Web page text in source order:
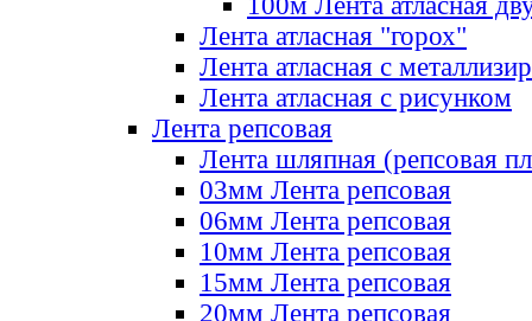
Лента атласная "горох"
Лента атласная с
Лента атласная с рисунком
Лента репсовая
Лента шляпная (репсовая
03мм Лента репсовая
06мм Лента репсовая
10мм Лента репсовая
15мм Лента репсовая
20мм Лента репсовая